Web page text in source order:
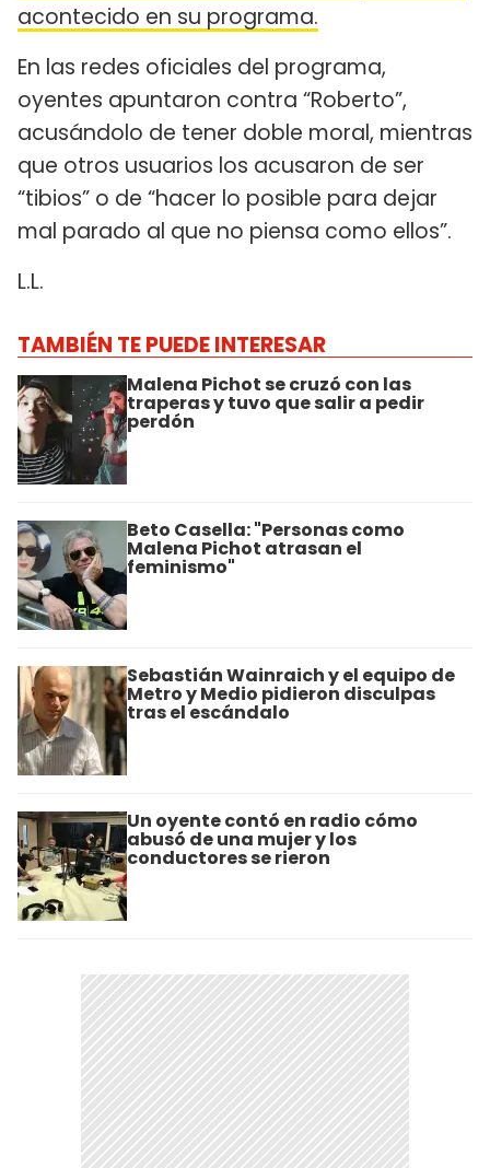
acontecido en su programa.
En las redes oficiales del programa,
oyentes apuntaron contra “Roberto”,
acusándolo de tener doble moral, mientras
que otros usuarios los acusaron de ser
“tibios” o de “hacer lo posible para dejar
mal parado al que no piensa como ellos”.
L.L.
TAMBIÉN TE PUEDE INTERESAR
Malena Pichot se cruzó con las
traperas y tuvo que salir a pedir
perdón
Beto Casella: "Personas como
Malena Pichot atrasan el
feminismo"
Sebastián Wainraich y el equipo de
Metro y Medio pidieron disculpas
tras el escándalo
Un oyente contó en radio cómo
abusó de una mujer y los
conductores se rieron